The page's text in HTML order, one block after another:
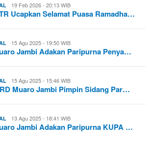
19 Feb 2026 - 20:13 WIB
Ucapkan Selamat Puasa Ramadha…
15 Agu 2025 - 19:50 WIB
Jambi Adakan Paripurna Penya…
15 Agu 2025 - 15:46 WIB
Muaro Jambi Pimpin Sidang Par…
13 Agu 2025 - 18:41 WIB
Jambi Adakan Paripurna KUPA …